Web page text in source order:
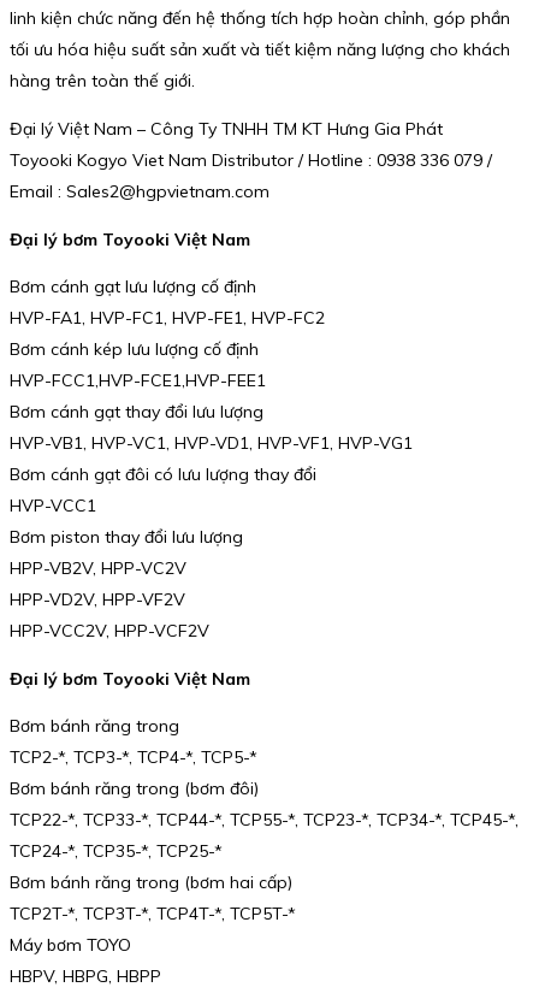
linh kiện chức năng đến hệ thống tích hợp hoàn chỉnh, góp phần
tối ưu hóa hiệu suất sản xuất và tiết kiệm năng lượng cho khách
hàng trên toàn thế giới.
Đại lý Việt Nam – Công Ty TNHH TM KT Hưng Gia Phát
Toyooki Kogyo Viet Nam Distributor / Hotline : 0938 336 079 /
Email : Sales2@hgpvietnam.com
Đại lý bơm Toyooki Việt Nam
Bơm cánh gạt lưu lượng cố định
HVP-FA1, HVP-FC1, HVP-FE1, HVP-FC2
Bơm cánh kép lưu lượng cố định
HVP-FCC1,HVP-FCE1,HVP-FEE1
Bơm cánh gạt thay đổi lưu lượng
HVP-VB1, HVP-VC1, HVP-VD1, HVP-VF1, HVP-VG1
Bơm cánh gạt đôi có lưu lượng thay đổi
HVP-VCC1
Bơm piston thay đổi lưu lượng
HPP-VB2V, HPP-VC2V
HPP-VD2V, HPP-VF2V
HPP-VCC2V, HPP-VCF2V
Đại lý bơm Toyooki Việt Nam
Bơm bánh răng trong
TCP2-*, TCP3-*, TCP4-*, TCP5-*
Bơm bánh răng trong (bơm đôi)
TCP22-*, TCP33-*, TCP44-*, TCP55-*, TCP23-*, TCP34-*, TCP45-*,
TCP24-*, TCP35-*, TCP25-*
Bơm bánh răng trong (bơm hai cấp)
TCP2T-*, TCP3T-*, TCP4T-*, TCP5T-*
Máy bơm TOYO
HBPV, HBPG, HBPP